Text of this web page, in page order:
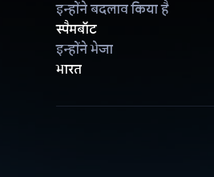
इन्होंने बदलाव किया है
स्पैमबॉट
इन्होंने भेजा
भारत